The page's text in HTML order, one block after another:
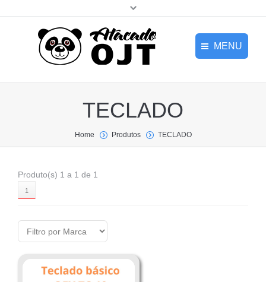
MENU
Empresa NOVIDADES
TECLADO
Home Produtos TECLADO
Produto(s) 1 a 1 de 1
1